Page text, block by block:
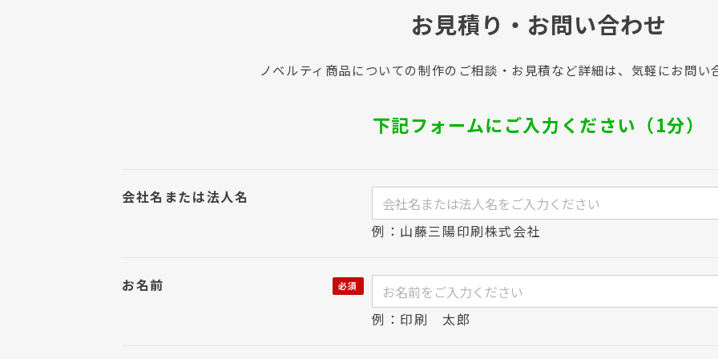
お見積り・お問い合わせ
ノベルティ商品についての制作のご相談・お見積など詳細は、気軽にお問い
下記フォームにご入力ください（1分）
会社名または法人名
例：山藤三陽印刷株式会社
お名前
例：印刷 太郎